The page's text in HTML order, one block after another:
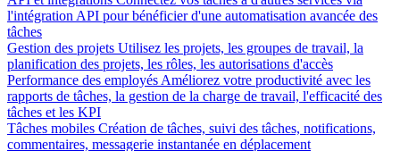
l'intégration API pour bénéficier d'une automatisation avancée des
tâches
Gestion des projets Utilisez les projets, les groupes de travail, la
planification des projets, les rôles, les autorisations d'accès
Performance des employés Améliorez votre productivité avec les
rapports de tâches, la gestion de la charge de travail, l'efficacité des
tâches et les KPI
Tâches mobiles Création de tâches, suivi des tâches, notifications,
commentaires, messagerie instantanée en déplacement